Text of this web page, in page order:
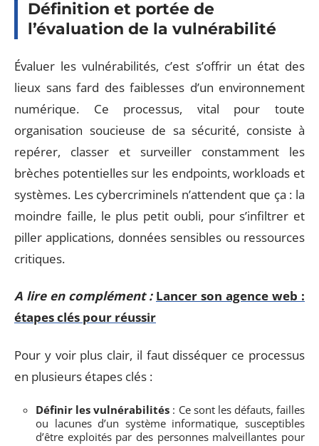
Définition et portée de
l’évaluation de la vulnérabilité
Évaluer les vulnérabilités, c’est s’offrir un état des
lieux sans fard des faiblesses d’un environnement
numérique. Ce processus, vital pour toute
organisation soucieuse de sa sécurité, consiste à
repérer, classer et surveiller constamment les
brèches potentielles sur les endpoints, workloads et
systèmes. Les cybercriminels n’attendent que ça : la
moindre faille, le plus petit oubli, pour s’infiltrer et
piller applications, données sensibles ou ressources
critiques.
A lire en complément : Lancer son agence web :
étapes clés pour réussir
Pour y voir plus clair, il faut disséquer ce processus
en plusieurs étapes clés :
Définir les vulnérabilités : Ce sont les défauts, failles
ou lacunes d’un système informatique, susceptibles
d’être exploités par des personnes malveillantes pour